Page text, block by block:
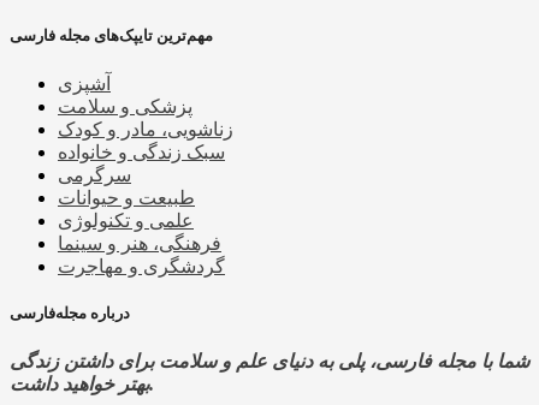
مهم‌ترین تایپک‌های مجله فارسی
آشپزی
پزشکی و سلامت
زناشویی، مادر و کودک
سبک زندگی و خانواده
سرگرمی
طبیعت و حیوانات
علمی و تکنولوژی
فرهنگی، هنر و سینما
گردشگری و مهاجرت
درباره مجله‌فارسی
شما با مجله فارسی، پلی به دنیای علم و سلامت برای داشتن زندگی
بهتر خواهید داشت.